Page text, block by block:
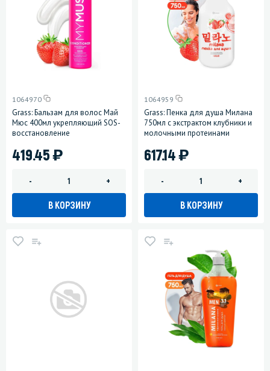
1064970
Grass: Бальзам для волос Май
Мюс 400мл укрепляющий SOS-
восстановление
419.45)
- +
В КОРЗИНУ
1064959
Grass: Пенка для душа Милана
750мл с экстрактом клубники и
молочными протеинами
617.14)
- +
В КОРЗИНУ